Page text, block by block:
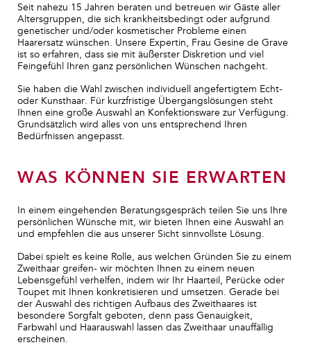
Seit nahezu 15 Jahren beraten und betreuen wir Gäste aller
Altersgruppen, die sich krankheitsbedingt oder aufgrund
genetischer und/oder kosmetischer Probleme einen
Haarersatz wünschen. Unsere Expertin, Frau Gesine de Grave
ist so erfahren, dass sie mit äußerster Diskretion und viel
Feingefühl Ihren ganz persönlichen Wünschen nachgeht.
Sie haben die Wahl zwischen individuell angefertigtem Echt-
oder Kunsthaar. Für kurzfristige Übergangslösungen steht
Ihnen eine große Auswahl an Konfektionsware zur Verfügung.
Grundsätzlich wird alles von uns entsprechend Ihren
Bedürfnissen angepasst.
WAS KÖNNEN SIE ERWARTEN
In einem eingehenden Beratungsgespräch teilen Sie uns Ihre
persönlichen Wünsche mit, wir bieten Ihnen eine Auswahl an
und empfehlen die aus unserer Sicht sinnvollste Lösung.
Dabei spielt es keine Rolle, aus welchen Gründen Sie zu einem
Zweithaar greifen- wir möchten Ihnen zu einem neuen
Lebensgefühl verhelfen, indem wir Ihr Haarteil, Perücke oder
Toupet mit Ihnen konkretisieren und umsetzen. Gerade bei
der Auswahl des richtigen Aufbaus des Zweithaares ist
besondere Sorgfalt geboten, denn pass Genauigkeit,
Farbwahl und Haarauswahl lassen das Zweithaar unauffällig
erscheinen.